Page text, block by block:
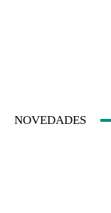
NOVEDADES